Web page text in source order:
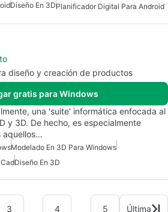
Diseño En 3DPlanificador Digital Para Android
diseño y creación de productos
gratis para Windows
una 'suite' informática enfocada al
y 3D. De hecho, es especialmente
aquellos…
Modelado En 3D Para Windows
Diseño En 3D
3 4 5 Última